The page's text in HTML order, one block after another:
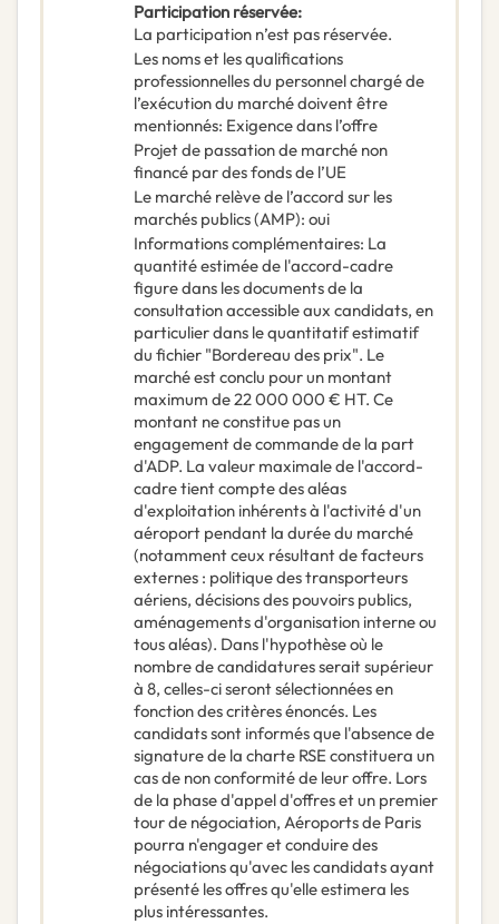
Participation réservée:
La participation n’est pas réservée.
Les noms et les qualifications
professionnelles du personnel chargé de
l’exécution du marché doivent être
mentionnés: Exigence dans l’offre
Projet de passation de marché non
financé par des fonds de l’UE
Le marché relève de l’accord sur les
marchés publics (AMP): oui
Informations complémentaires: La
quantité estimée de l'accord-cadre
figure dans les documents de la
consultation accessible aux candidats, en
particulier dans le quantitatif estimatif
du fichier "Bordereau des prix". Le
marché est conclu pour un montant
maximum de 22 000 000 € HT. Ce
montant ne constitue pas un
engagement de commande de la part
d'ADP. La valeur maximale de l'accord-
cadre tient compte des aléas
d'exploitation inhérents à l'activité d'un
aéroport pendant la durée du marché
(notamment ceux résultant de facteurs
externes : politique des transporteurs
aériens, décisions des pouvoirs publics,
aménagements d'organisation interne ou
tous aléas). Dans l'hypothèse où le
nombre de candidatures serait supérieur
à 8, celles-ci seront sélectionnées en
fonction des critères énoncés. Les
candidats sont informés que l'absence de
signature de la charte RSE constituera un
cas de non conformité de leur offre. Lors
de la phase d'appel d'offres et un premier
tour de négociation, Aéroports de Paris
pourra n'engager et conduire des
négociations qu'avec les candidats ayant
présenté les offres qu'elle estimera les
plus intéressantes.